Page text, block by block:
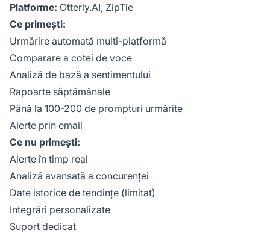
Platforme: Otterly.AI, ZipTie
Ce primești:
Urmărire automată multi-platformă
Comparare a cotei de voce
Analiză de bază a sentimentului
Rapoarte săptămânale
Până la 100-200 de prompturi urmărite
Alerte prin email
Ce nu primești:
Alerte în timp real
Analiză avansată a concurenței
Date istorice de tendințe (limitat)
Integrări personalizate
Suport dedicat